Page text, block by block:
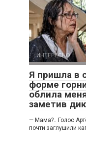
ИНТЕРЕСНО
Я пришла в
форме
облила
заметив
— Мама?.. Голос
почти заглушили